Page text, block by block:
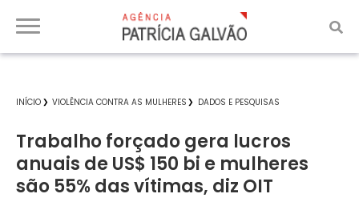
INÍCIO VIOLÊNCIA CONTRA AS MULHERES DADOS E PESQUISAS
Trabalho forçado gera lucros
anuais de US$ 150 bi e mulheres
são 55% das vítimas, diz OIT